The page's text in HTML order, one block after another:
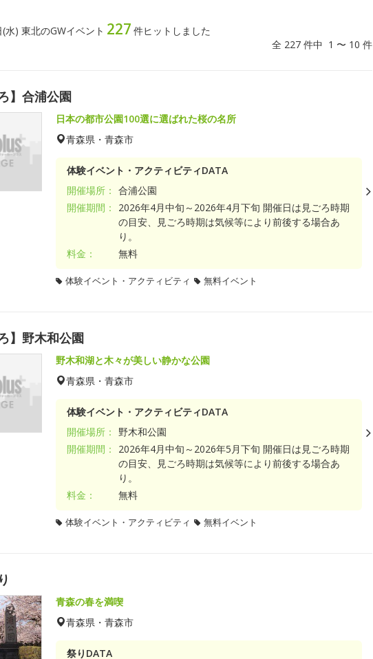
水) 東北のGWイベント 227 件ヒットしました
全 227 件中 1 〜 10 件
】合浦公園
日本の都市公園100選に選ばれた桜の名所
青森県・青森市
体験イベント・アクティビティDATA
開催場所： 合浦公園
開催期間：
2026年4月中旬～2026年4月下旬 開催日は見ごろ時期
の目安、見ごろ時期は気候等により前後する場合あ
り。
料金：
無料
体験イベント・アクティビティ 無料イベント
】野木和公園
野木和湖と木々が美しい静かな公園
青森県・青森市
体験イベント・アクティビティDATA
開催場所：
野木和公園
開催期間：
2026年4月中旬～2026年5月下旬 開催日は見ごろ時期
の目安、見ごろ時期は気候等により前後する場合あ
り。
料金：
無料
体験イベント・アクティビティ 無料イベント
青森の春を満喫
青森県・青森市
祭りDATA